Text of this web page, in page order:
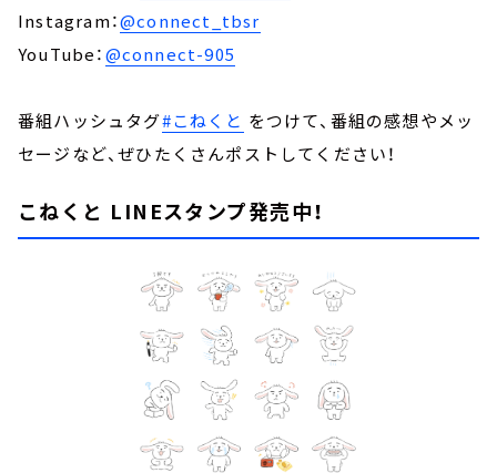
Instagram：@connect_tbsr
YouTube：@connect-905
番組ハッシュタグ#こねくと をつけて、番組の感想やメッ
セージなど、ぜひたくさんポストしてください！
こねくと LINEスタンプ発売中！